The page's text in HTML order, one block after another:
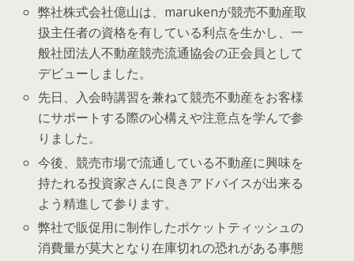
弊社株式会社億山は、marukenが競売不動産取
扱主任者の資格を有している利点を生かし、一
般社団法人不動産競売流通協会の正会員として
デビューしました。
先日、入会時講習を兼ねて競売不動産をお客様
にサポートする際の心構えや注意点を学んで参
りました。
今後、競売市場で流通している不動産に興味を
持たれる投資家さんに良きアドバイスが出来る
よう精進して参ります。
弊社で販促用に制作したポケットティッシュの
消費量が莫大となり在庫切れの恐れがある事態